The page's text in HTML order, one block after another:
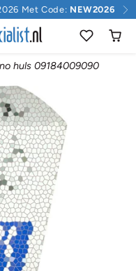
Met Code: NEW2026
huls 09184009090